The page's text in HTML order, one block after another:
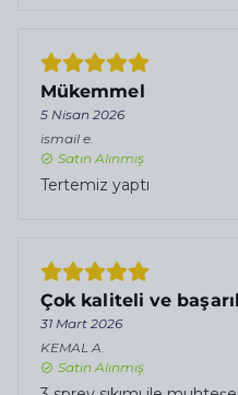
Mükemmel
5 Nisan 2026
ismail e.
Satın Alınmış
Tertemiz yaptı
Çok kaliteli ve
31 Mart 2026
KEMAL A.
Satın Alınmış